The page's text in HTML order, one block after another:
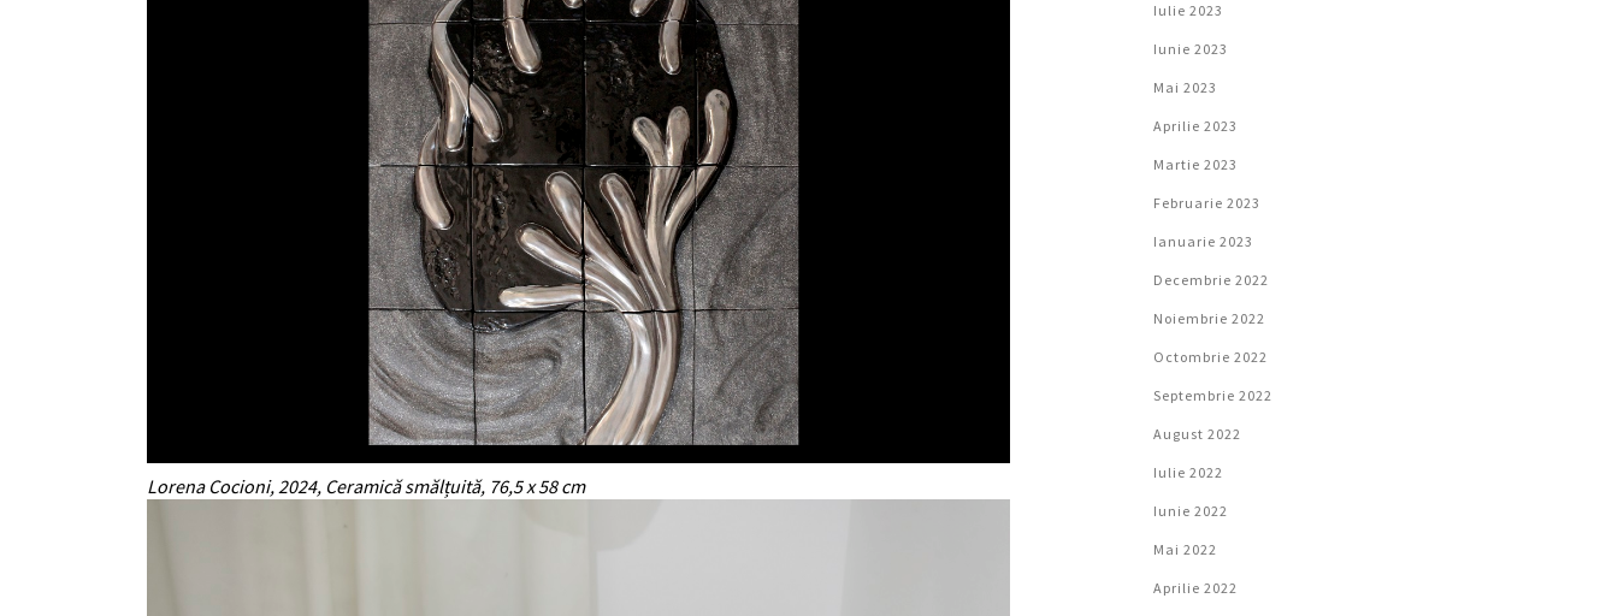
Lorena Cocioni, 2024, Ceramică smălțuită, 76,5 x 58 cm
Iulie 2023
Iunie 2023
Mai 2023
Aprilie 2023
Martie 2023
Februarie 2023
Ianuarie 2023
Decembrie 2022
Noiembrie 2022
Octombrie 2022
Septembrie 2022
August 2022
Iulie 2022
Iunie 2022
Mai 2022
Aprilie 2022